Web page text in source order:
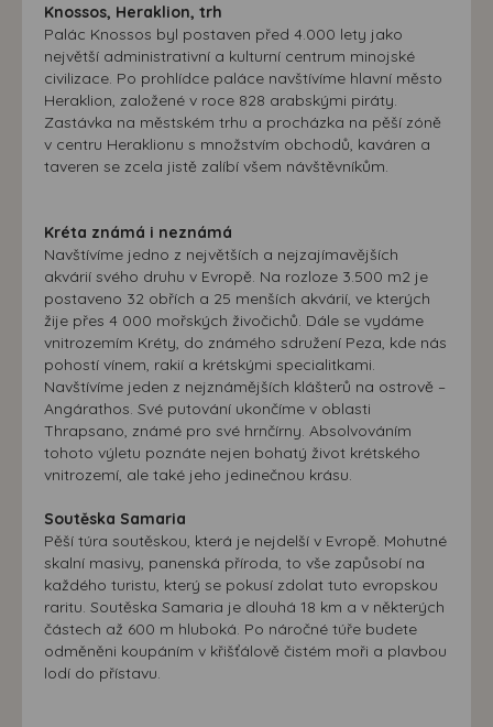
Knossos, Heraklion, trh
Palác Knossos byl postaven před 4.000 lety jako
největší administrativní a kulturní centrum minojské
civilizace. Po prohlídce paláce navštívíme hlavní město
Heraklion, založené v roce 828 arabskými piráty.
Zastávka na městském trhu a procházka na pěší zóně
v centru Heraklionu s množstvím obchodů, kaváren a
taveren se zcela jistě zalíbí všem návštěvníkům.
Kréta známá i neznámá
Navštívíme jedno z největších a nejzajímavějších
akvárií svého druhu v Evropě. Na rozloze 3.500 m2 je
postaveno 32 obřích a 25 menších akvárií, ve kterých
žije přes 4 000 mořských živočichů. Dále se vydáme
vnitrozemím Kréty, do známého sdružení Peza, kde nás
pohostí vínem, rakií a krétskými specialitkami.
Navštívíme jeden z nejznámějších klášterů na ostrově –
Angárathos. Své putování ukončíme v oblasti
Thrapsano, známé pro své hrnčírny. Absolvováním
tohoto výletu poznáte nejen bohatý život krétského
vnitrozemí, ale také jeho jedinečnou krásu.
Soutěska Samaria
Pěší túra soutěskou, která je nejdelší v Evropě. Mohutné
skalní masivy, panenská příroda, to vše zapůsobí na
každého turistu, který se pokusí zdolat tuto evropskou
raritu. Soutěska Samaria je dlouhá 18 km a v některých
částech až 600 m hluboká. Po náročné túře budete
odměněni koupáním v křišťálově čistém moři a plavbou
lodí do přístavu.